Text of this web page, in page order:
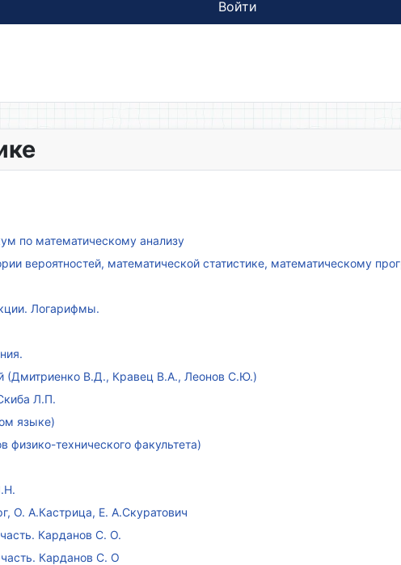
по математическому анализу
вероятностей, математической статистике, математическому
Логарифмы.
(Дмитриенко В.Д., Кравец В.А., Леонов С.Ю.)
Л.П.
языке)
физико-технического факультета)
О. А.Кастрица, Е. А.Скуратович
Карданов С. О.
Карданов С. О
Войти